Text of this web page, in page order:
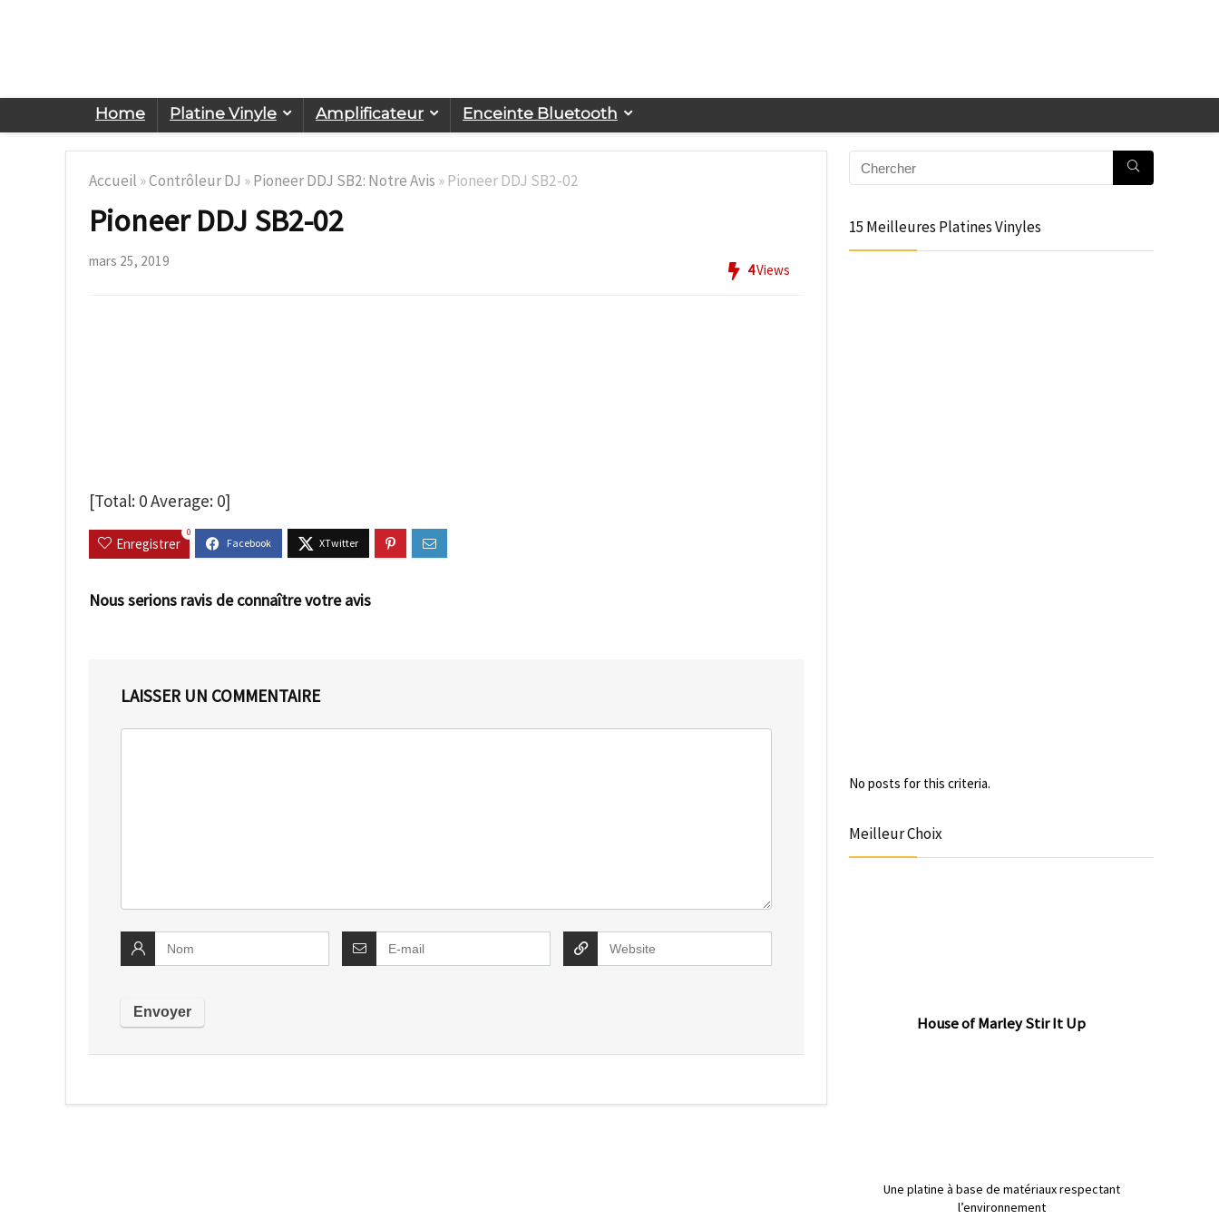
Home Platine Vinyle Amplificateur Enceinte Bluetooth
Accueil »Contrôleur DJ »Pioneer DDJ SB2: Notre Avis » Pioneer DDJ SB2-02
Pioneer DDJ SB2-02
mars 25, 2019
4Views
[Total: 0Average: 0]
Enregistrer
0
Nous serions ravis de connaître votre avis
LAISSER UN COMMENTAIRE
15 Meilleures Platines Vinyles
No posts for this criteria.
Meilleur Choix
House of Marley Stir It Up
Une platine à base de matériaux respectant
l’environnement